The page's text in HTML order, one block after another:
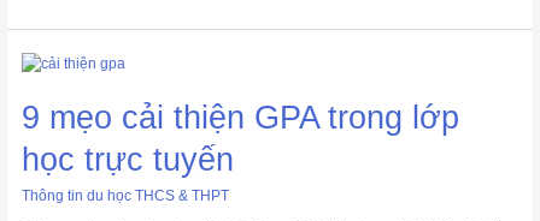
Mỹ
9 mẹo cải thiện GPA trong lớp
học trực tuyến
Thông tin du học THCS & THPT
9
cải
thiện
GPA
trong
lớp